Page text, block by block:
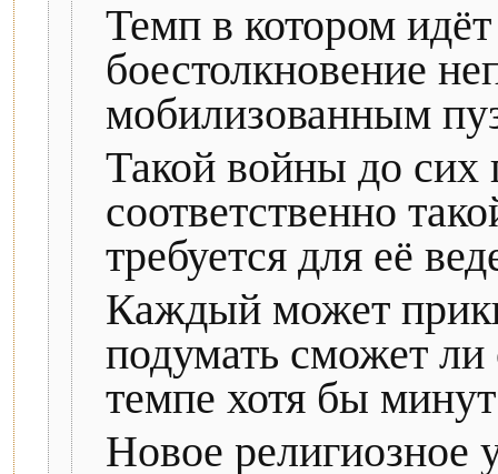
Темп в котором
боестолкновение
мобилизованным
Такой войны до сих
соответственно
требуется для её
Каждый может
подумать сможет ли
темпе хотя бы
Новое религиозное